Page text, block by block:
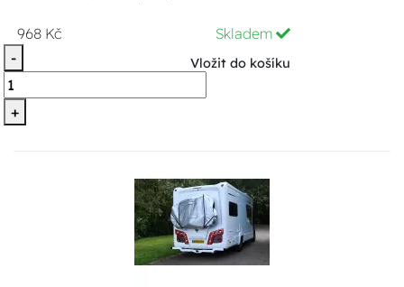
968 Kč
Skladem
-
+
Vložit do košíku